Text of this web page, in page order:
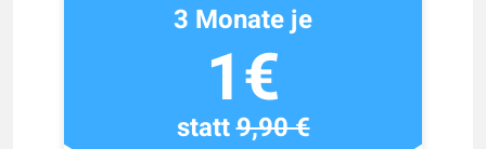
3 Monate je
1€
statt9,90 €